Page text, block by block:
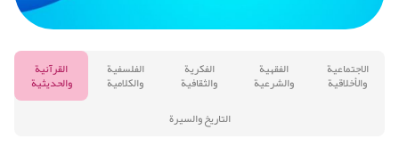
الاجتماعية
والأخلاقية
الفقهية
والشرعية
الفكرية
والثقافية
الفلسفية
والكلامية
القرآنية
والحديثية
التاريخ والسيرة